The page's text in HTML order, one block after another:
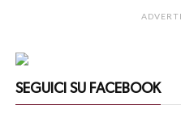
SEGUICI SU FACEBOOK